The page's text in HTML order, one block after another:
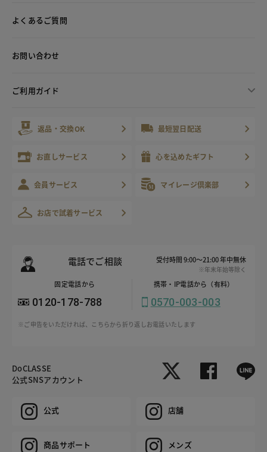
よくあるご質問
お問い合わせ
ご利用ガイド
返品・交換OK 最短翌日配送
お直しサービス 心を込めたギフト
会員サービス マイレージ倶楽部
お店で試着サービス
電話でご相談 受付時間 9:00～21:00 年中無休
※年末年始等除く
固定電話から
0120-178-788
携帯・IP電話から（有料）
0570-003-003
※ご申告をいただければ、こちらから折り返しお電話いたします
DoCLASSE
公式SNSアカウント
公式 店舗
商品サポート メンズ